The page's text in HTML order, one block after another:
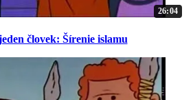
26:04
človek: Šírenie islamu